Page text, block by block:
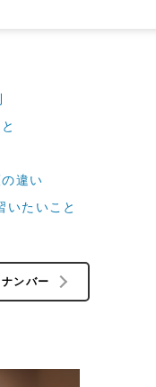
違い
いたいこと
ンバー